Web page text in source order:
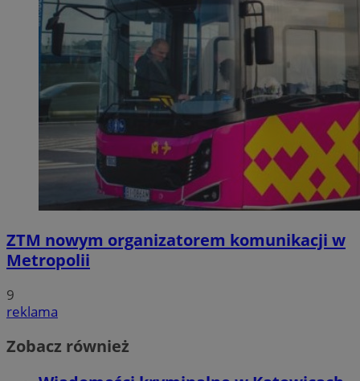
ZTM nowym organizatorem komunikacji w
Metropolii
9
reklama
Zobacz również